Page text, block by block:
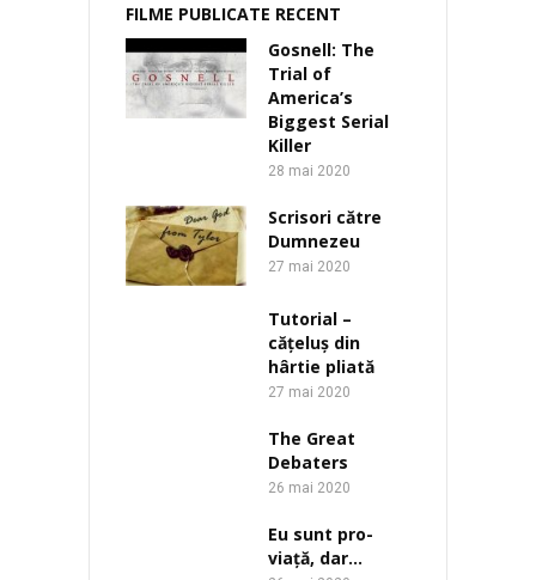
FILME PUBLICATE RECENT
Gosnell: The
Trial of
America’s
Biggest Serial
Killer
28 mai 2020
Scrisori către
Dumnezeu
27 mai 2020
Tutorial –
cățeluș din
hârtie pliată
27 mai 2020
The Great
Debaters
26 mai 2020
Eu sunt pro-
viață, dar…